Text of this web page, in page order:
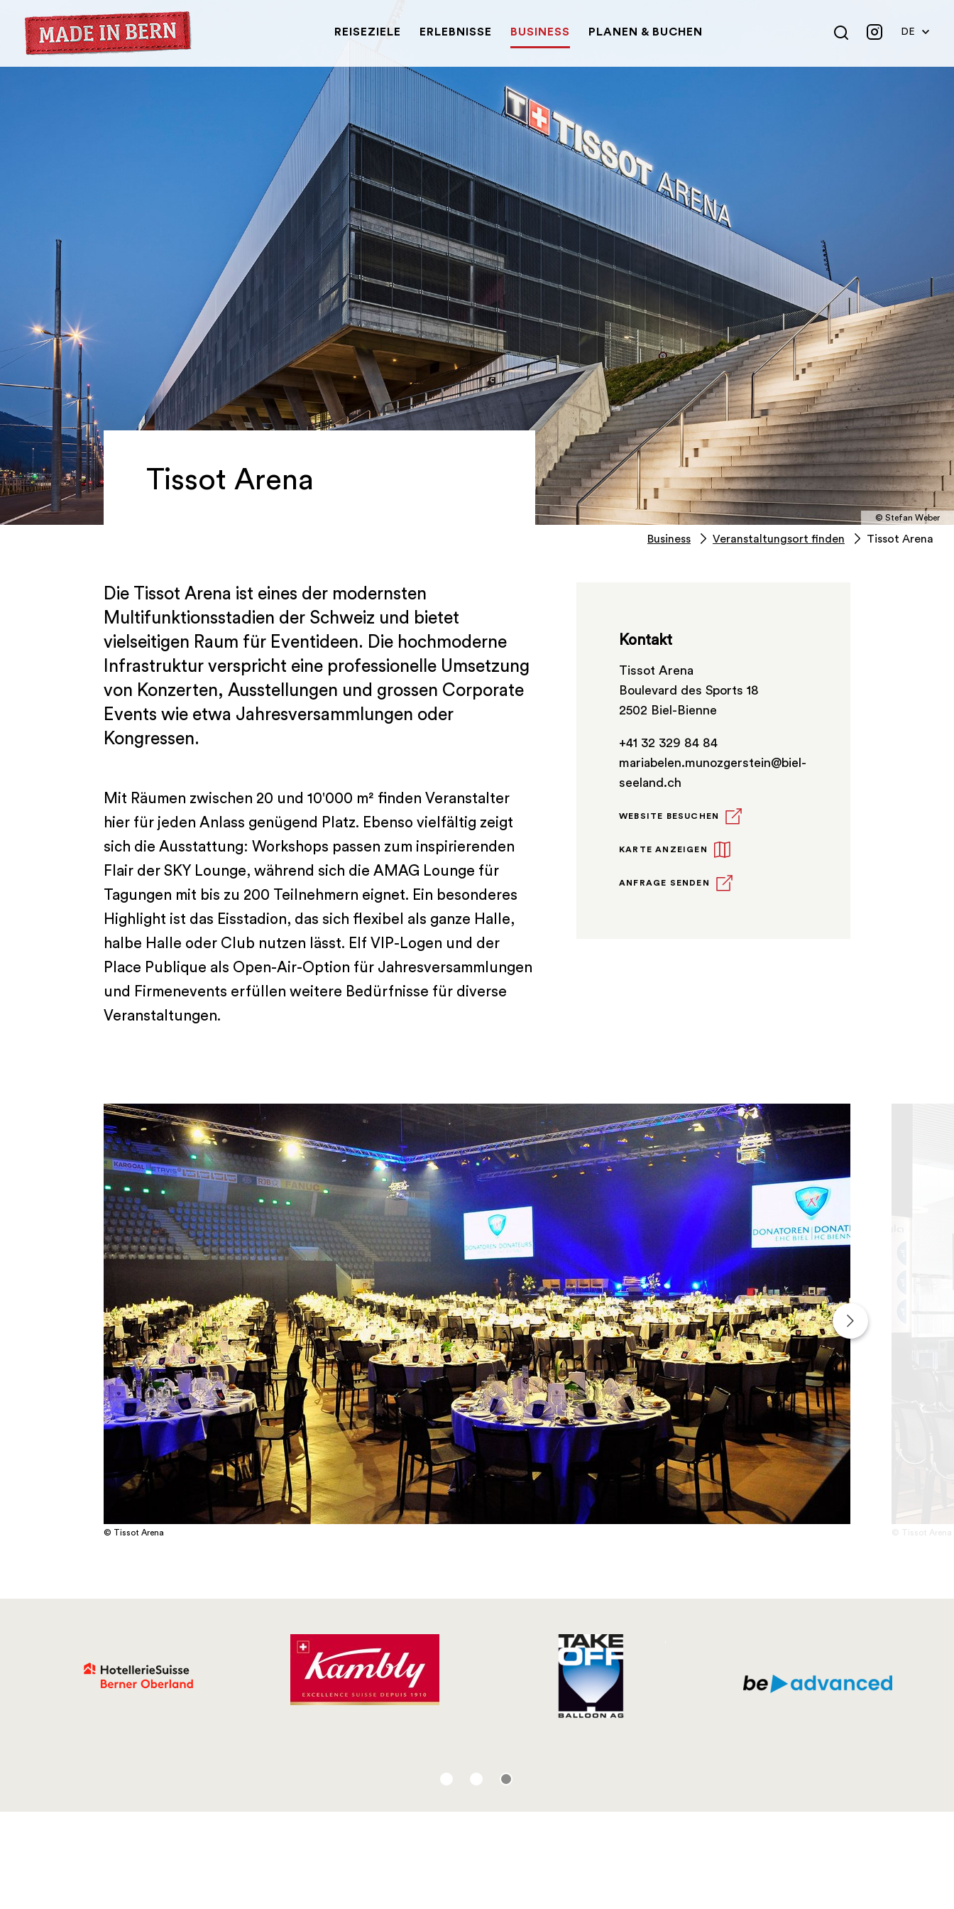
REISEZIELE ERLEBNISSE BUSINESS PLANEN & BUCHEN DE
© Stefan Weber
Tissot Arena
Business Veranstaltungsort finden Tissot Arena
Die Tissot Arena ist eines der modernsten
Multifunktionsstadien der Schweiz und bietet
vielseitigen Raum für Eventideen. Die hochmoderne
Infrastruktur verspricht eine professionelle Umsetzung
von Konzerten, Ausstellungen und grossen Corporate
Events wie etwa Jahresversammlungen oder
Kongressen.
Mit Räumen zwischen 20 und 10'000 m² finden Veranstalter
hier für jeden Anlass genügend Platz. Ebenso vielfältig zeigt
sich die Ausstattung: Workshops passen zum inspirierenden
Flair der SKY Lounge, während sich die AMAG Lounge für
Tagungen mit bis zu 200 Teilnehmern eignet. Ein besonderes
Highlight ist das Eisstadion, das sich flexibel als ganze Halle,
halbe Halle oder Club nutzen lässt. Elf VIP-Logen und der
Place Publique als Open-Air-Option für Jahresversammlungen
und Firmenevents erfüllen weitere Bedürfnisse für diverse
Veranstaltungen.
Kontakt
Tissot Arena
Boulevard des Sports 18
2502 Biel-Bienne
+41 32 329 84 84
mariabelen.munozgerstein@biel-
seeland.ch
WEBSITE BESUCHEN
KARTE ANZEIGEN
ANFRAGE SENDEN
© Tissot Arena © Tissot Arena